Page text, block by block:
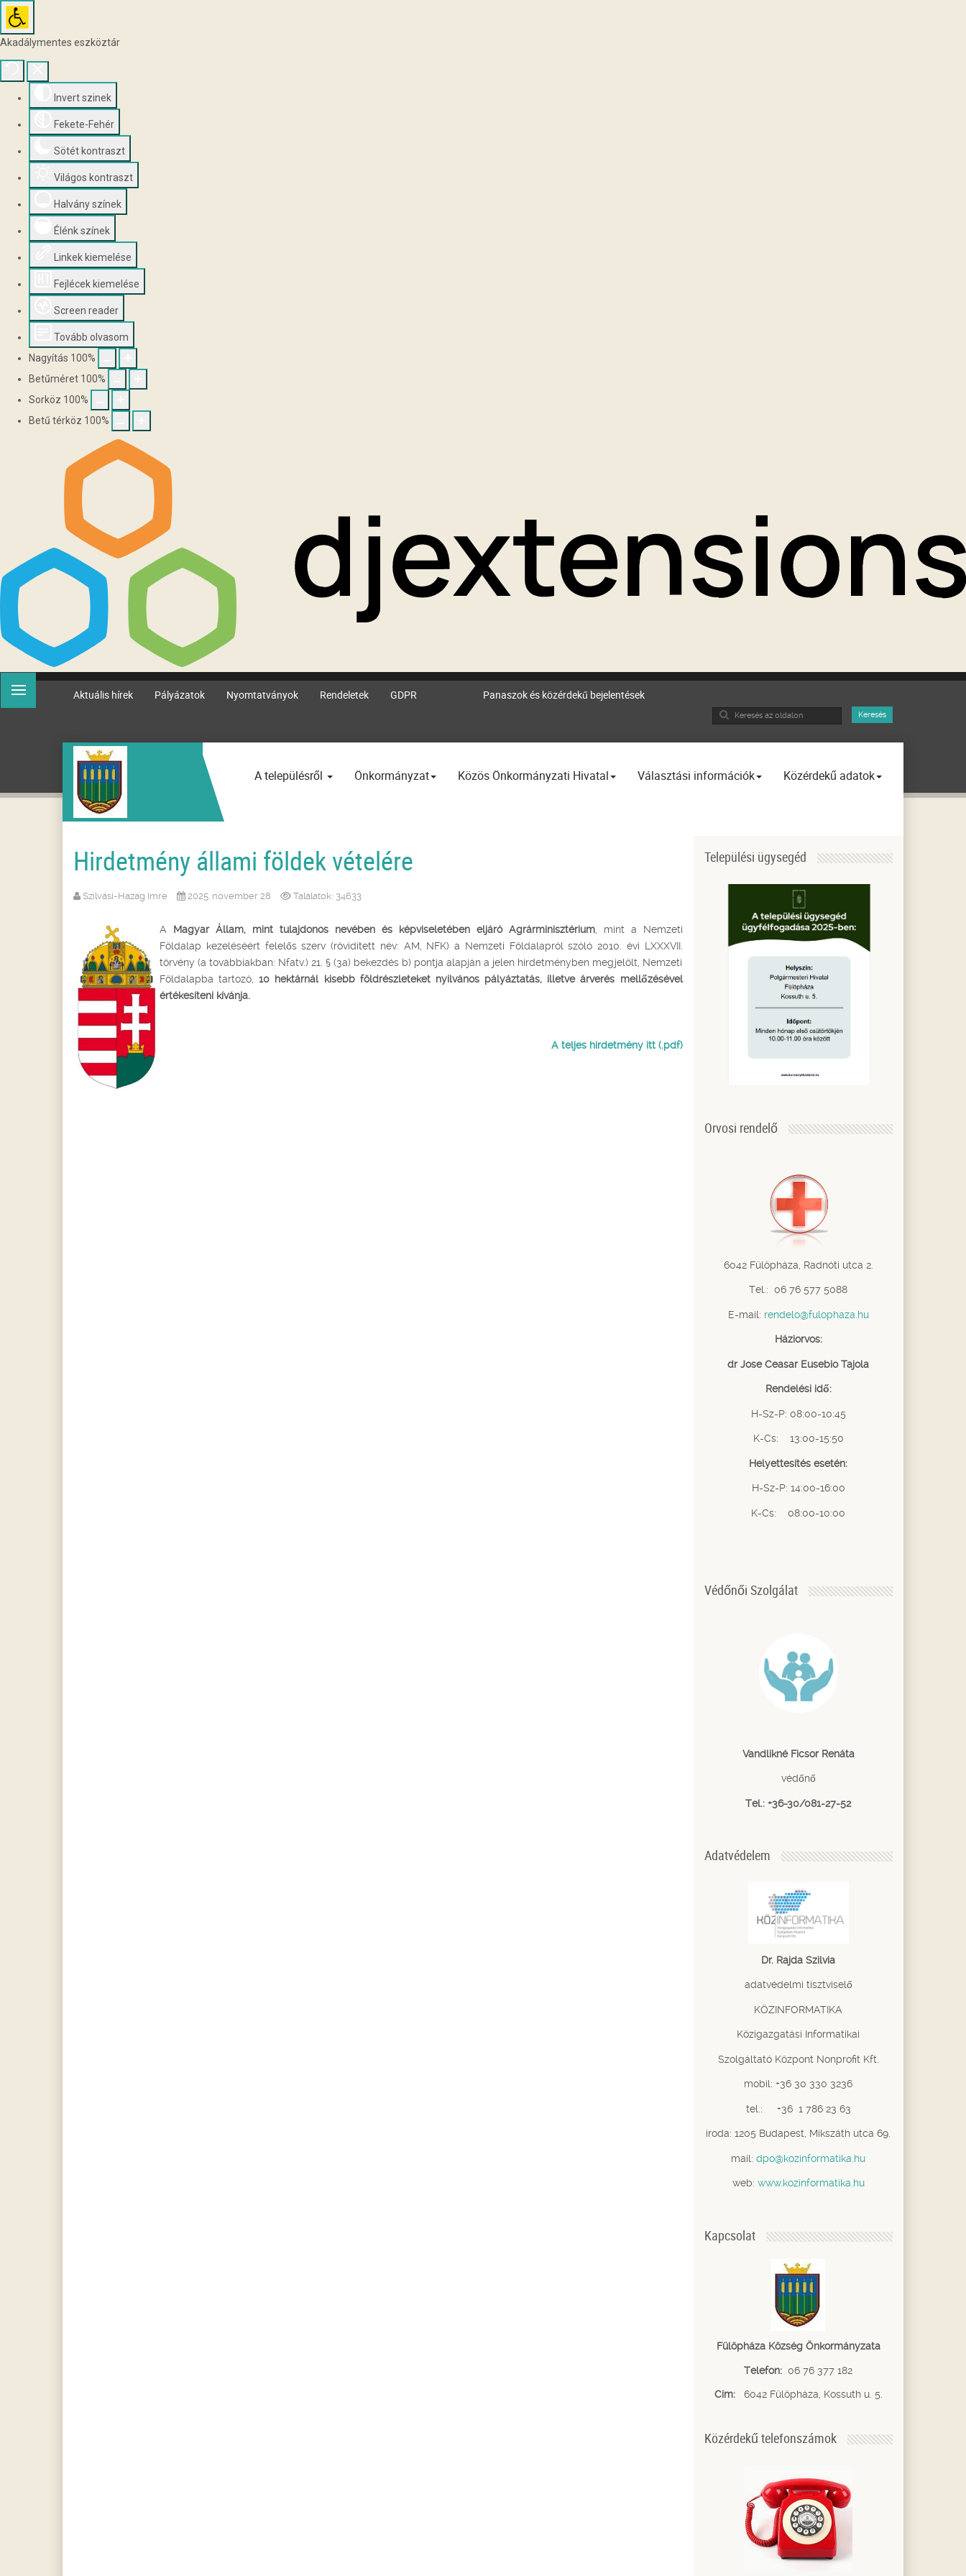
Akadálymentes eszköztár
Invert szinek
Fekete-Fehér
Sötét kontraszt
Világos kontraszt
Halvány színek
Élénk színek
Linkek kiemelése
Fejlécek kiemelése
Screen reader
Tovább olvasom
Nagyítás 100%
Betűméret 100%
Sorköz 100%
Betű térköz 100%
Aktuális hírek Pályázatok Nyomtatványok Rendeletek GDPR Panaszok és közérdekű bejelentések
Search
Keresés
A településről Önkormányzat Közös Önkormányzati Hivatal Választási információk Közérdekű adatok
Hirdetmény állami földek vételére
Szilvási-Hazag Imre 2025. november 28 Találatok: 34633
A Magyar Állam, mint tulajdonos nevében és képviseletében eljáró Agrárminisztérium, mint a Nemzeti
Földalap kezeléséért felelős szerv (rövidített név: AM, NFK) a Nemzeti Földalapról szóló 2010. évi LXXXVII.
törvény (a továbbiakban: Nfatv.) 21. § (3a) bekezdés b) pontja alapján a jelen hirdetményben megjelölt, Nemzeti
Földalapba tartozó,10 hektárnál kisebb földrészleteket nyilvános pályáztatás, ílletve árverés mellőzésével
értékesíteni kívánja.
A teljes hirdetmény itt (.pdf)
Települési ügysegéd
Orvosi rendelő
6042 Fülöpháza, Radnóti utca 2.
Tel.: 06 76 577 5088
E-mail: rendelo@fulophaza.hu
Háziorvos:
dr Jose Ceasar Eusebio Tajola
Rendelési idő:
H-Sz-P: 08:00-10:45
K-Cs: 13:00-15:50
Helyettesítés esetén:
H-Sz-P: 14:00-16:00
K-Cs: 08:00-10:00
Védőnői Szolgálat
Vandlikné Ficsor Renáta
védőnő
Tel.: +36-30/081-27-52
Adatvédelem
Dr. Rajda Szilvia
adatvédelmi tisztviselő
KÖZINFORMATIKA
Közigazgatási Informatikai
Szolgáltató Központ Nonprofit Kft.
mobil: +36 30 330 3236
tel.: +36 1 786 23 63
iroda: 1205 Budapest, Mikszáth utca 69.
mail:dpo@kozinformatika.hu
web: www.kozinformatika.hu
Kapcsolat
Fülöpháza Község Önkormányzata
Telefon: 06 76 377 182
Cím: 6042 Fülöpháza, Kossuth u. 5.
Közérdekű telefonszámok